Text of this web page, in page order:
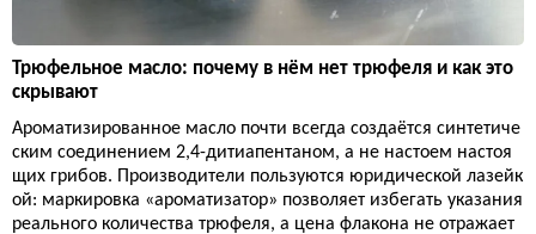
Трюфельное масло: почему в нём нет трюфеля и как это
скрывают
Ароматизированное масло почти всегда создаётся синтетиче
ским соединением 2,4-дитиапентаном, а не настоем настоя
щих грибов. Производители пользуются юридической лазейк
ой: маркировка «ароматизатор» позволяет избегать указания
реального количества трюфеля, а цена флакона не отражает